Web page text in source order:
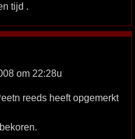
tijd .
om 22:28u
reeds heeft opgemerkt